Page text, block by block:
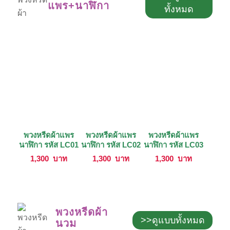
แพร+นาฬิกา
ทั้งหมด
พวงหรีดผ้าแพร
นาฬิกา รหัส LC01
1,300 บาท
พวงหรีดผ้าแพร
นาฬิกา รหัส LC02
1,300 บาท
พวงหรีดผ้าแพร
นาฬิกา รหัส LC03
1,300 บาท
พวงหรีดผ้า
นวม
>>ดูแบบทั้งหมด